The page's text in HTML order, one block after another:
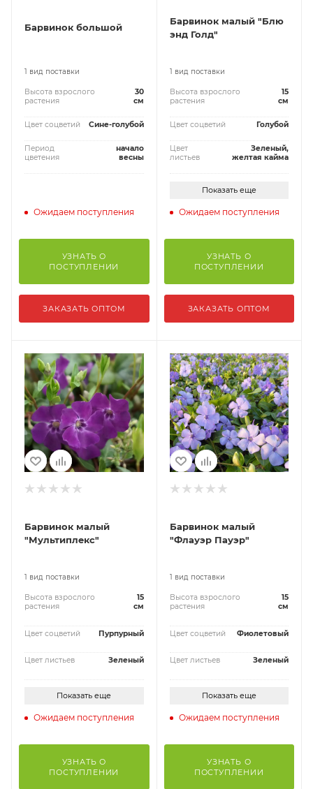
Барвинок большой
1 вид поставки
Высота взрослого
растения
30
см
Цвет соцветий Сине-голубой
Период
цветения
начало
весны
Ожидаем поступления
УЗНАТЬ О
ПОСТУПЛЕНИИ
ЗАКАЗАТЬ ОПТОМ
Барвинок малый "Блю
энд Голд"
1 вид поставки
Высота взрослого
растения
15
см
Цвет соцветий Голубой
Цвет
листьев
Зеленый,
желтая кайма
Показать еще
Ожидаем поступления
УЗНАТЬ О
ПОСТУПЛЕНИИ
ЗАКАЗАТЬ ОПТОМ
Барвинок малый
"Мультиплекс"
1 вид поставки
Высота взрослого
растения
15
см
Цвет соцветий Пурпурный
Цвет листьев Зеленый
Показать еще
Ожидаем поступления
УЗНАТЬ О
ПОСТУПЛЕНИИ
Барвинок малый
"Флауэр Пауэр"
1 вид поставки
Высота взрослого
растения
15
см
Цвет соцветий Фиолетовый
Цвет листьев Зеленый
Показать еще
Ожидаем поступления
УЗНАТЬ О
ПОСТУПЛЕНИИ